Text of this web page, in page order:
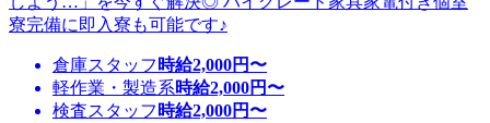
寮完備に即入寮も可能です♪
倉庫スタッフ 時給2,000円〜
軽作業・製造系時給2,000円〜
検査スタッフ 時給2,000円〜